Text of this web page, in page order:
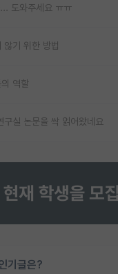
도와주세요 ㅠㅠ
않기 위한 방법
역할
구실 논문을 싹 읽어왔네요
기글은?